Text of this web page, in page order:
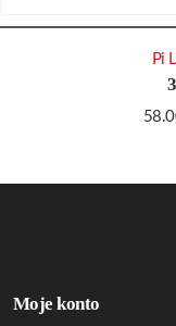
3
Pi
Moje konto